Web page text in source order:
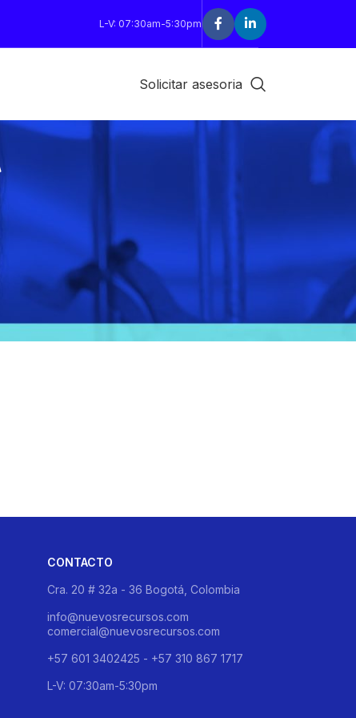
L-V: 07:30am-5:30pm
Solicitar asesoria
CONTACTO
Cra. 20 # 32a - 36 Bogotá, Colombia
info@nuevosrecursos.com
comercial@nuevosrecursos.com
+57 601 3402425 - +57 310 867 1717
L-V: 07:30am-5:30pm